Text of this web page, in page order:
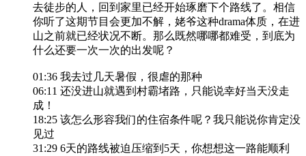
去徒步的人，回到家里已经开始琢磨下个路线了。相信
你听了这期节目会更加不解，姥爷这种drama体质，在进
山之前就已经状况不断。那么既然哪哪都难受，到底为
什么还要一次一次的出发呢？
01:36 我去过几天暑假，很虐的那种
06:11 还没进山就遇到村霸堵路，只能说幸好当天没走
成！
18:25 该怎么形容我们的住宿条件呢？我只能说你肯定没
见过
31:29 6天的路线被迫压缩到5天，你想想这一路能顺利